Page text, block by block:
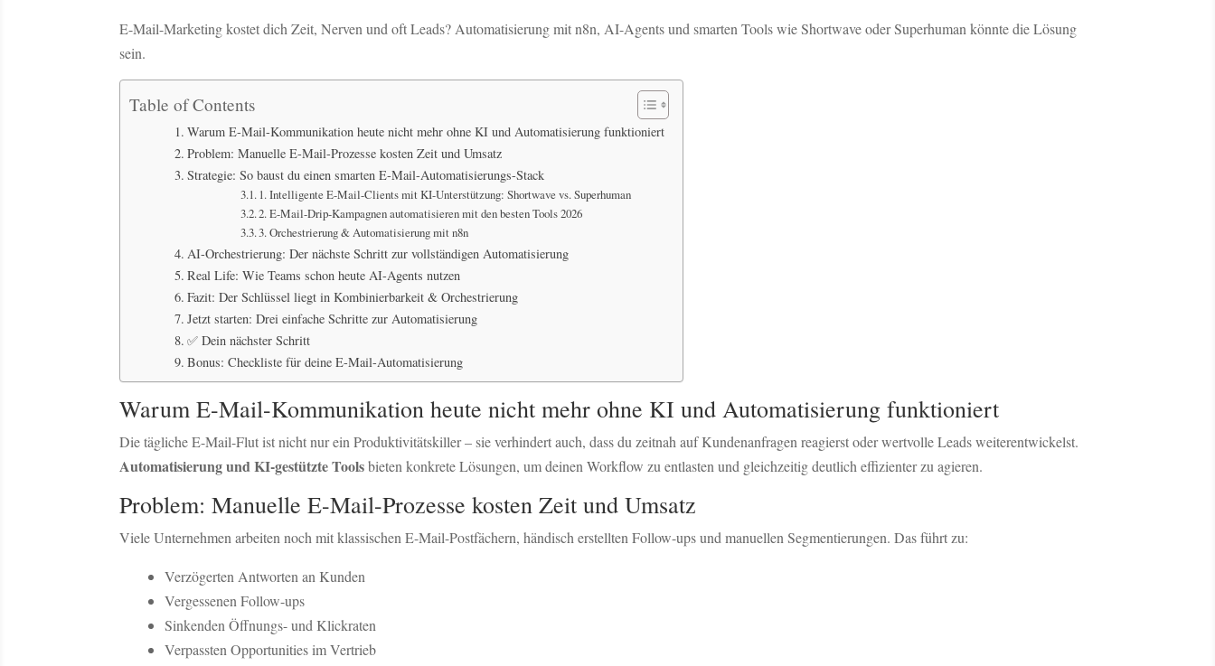
E-Mail-Marketing kostet dich Zeit, Nerven und oft Leads? Automatisierung mit n8n, AI-Agents und smarten Tools wie Shortwave oder Superhuman könnte die Lösung
sein.
Table of Contents
Warum E-Mail-Kommunikation heute nicht mehr ohne KI und Automatisierung funktioniert
Problem: Manuelle E-Mail-Prozesse kosten Zeit und Umsatz
Strategie: So baust du einen smarten E-Mail-Automatisierungs-Stack
1. Intelligente E-Mail-Clients mit KI-Unterstützung: Shortwave vs. Superhuman
2. E-Mail-Drip-Kampagnen automatisieren mit den besten Tools 2026
3. Orchestrierung & Automatisierung mit n8n
AI-Orchestrierung: Der nächste Schritt zur vollständigen Automatisierung
Real Life: Wie Teams schon heute AI-Agents nutzen
Fazit: Der Schlüssel liegt in Kombinierbarkeit & Orchestrierung
Jetzt starten: Drei einfache Schritte zur Automatisierung
✅ Dein nächster Schritt
Bonus: Checkliste für deine E-Mail-Automatisierung
Warum E-Mail-Kommunikation heute nicht mehr ohne KI und Automatisierung funktioniert
Die tägliche E-Mail-Flut ist nicht nur ein Produktivitätskiller – sie verhindert auch, dass du zeitnah auf Kundenanfragen reagierst oder wertvolle Leads weiterentwickelst.
Automatisierung und KI-gestützte Toolsbieten konkrete Lösungen, um deinen Workflow zu entlasten und gleichzeitig deutlich effizienter zu agieren.
Problem: Manuelle E-Mail-Prozesse kosten Zeit und Umsatz
Viele Unternehmen arbeiten noch mit klassischen E-Mail-Postfächern, händisch erstellten Follow-ups und manuellen Segmentierungen. Das führt zu:
Verzögerten Antworten an Kunden
Vergessenen Follow-ups
Sinkenden Öffnungs- und Klickraten
Verpassten Opportunities im Vertrieb